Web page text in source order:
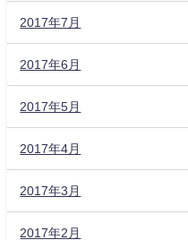
2017年7月
2017年6月
2017年5月
2017年4月
2017年3月
2017年2月